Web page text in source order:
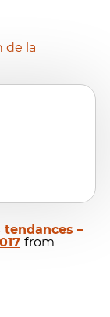
de la
tendances –
from